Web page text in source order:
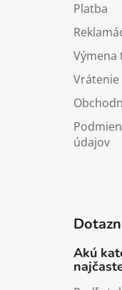
Platba
Výmena
údajov
Akú